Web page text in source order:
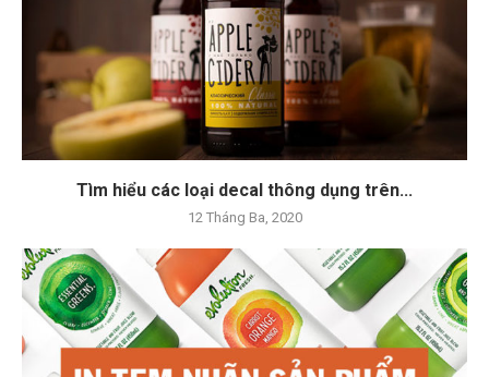
Tìm hiểu các loại decal thông dụng trên...
12 Tháng Ba, 2020